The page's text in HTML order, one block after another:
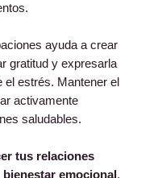
ayuda a crear
gratitud y expresarla
estrés. Mantener el
activamente
saludables.
tus relaciones
bienestar emocional ,